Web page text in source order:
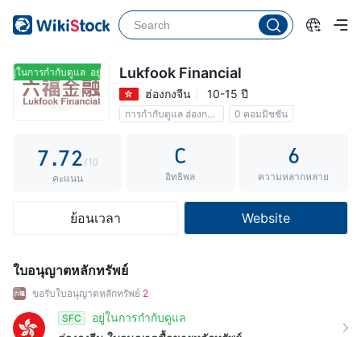
อยู่ในการกำกับดูแล อยู่ในการกำกับดูแล
Lukfook Financial
ฮ่องกงจีน 10-15 ปี
การกำกับดูแล ฮ่องกงจีน 0 คอมมิชชัน
2
4
5
7.
2
4
5
7
8
0
2
3
4
6
7
8
/10
คะแนน
C
อิทธิพล
6
ความหลากหลาย
ย้อนเวลา Website
ใบอนุญาตหลักทรัพย์
ขอรับใบอนุญาตหลักทรัพย์ 2
SFC
อยู่ในการกำกับดูแล